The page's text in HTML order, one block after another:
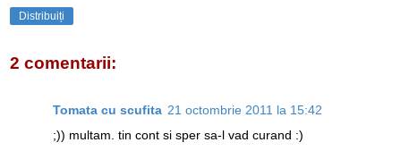
Distribuiți
2 comentarii:
Tomata cu scufita 21 octombrie 2011 la 15:42
;)) multam. tin cont si sper sa-l vad curand :)